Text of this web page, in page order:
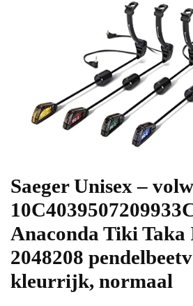
Saeger Unisex –
Anaconda Tiki Taka
2048208
kleurrijk, normaal